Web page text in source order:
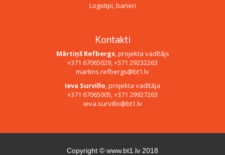
Logotipi, baneri
Kontakti
Mārtiņš Refbergs, projekta vadītājs
+371 67065029, +371 29232263
martins.refbergs@bt1.lv
Ieva Survillo, projekta vadītāja
+371 67065005, +371 29927263
ieva.survillo@bt1.lv
Copyright © www.bt1.lv 2018